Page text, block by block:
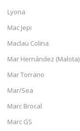
Lyona
Mac Jepi
Maclau Colina
Mar Hernández (Malota)
Mar Torrano
Mar/Sea
Marc Brocal
Marc GS